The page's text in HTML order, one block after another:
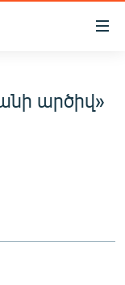
արծիվ»